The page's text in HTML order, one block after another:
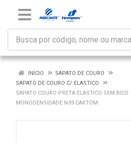
INÍCIO
SAPATO DE COURO
SAPATO DE COURO C/ ELASTICO
SAPATO COURO PRETA ELASTICO SEM BICO
MONODENSIDADE N39 CARTOM